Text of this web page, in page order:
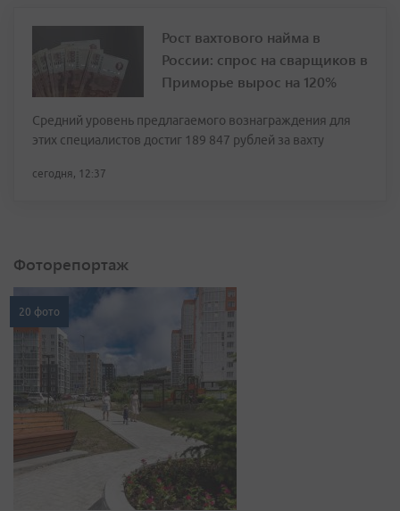
Рост вахтового найма в
России: спрос на сварщиков в
Приморье вырос на 120%
Средний уровень предлагаемого вознаграждения для
этих специалистов достиг 189 847 рублей за вахту
сегодня, 12:37
Фоторепортаж
20 фото